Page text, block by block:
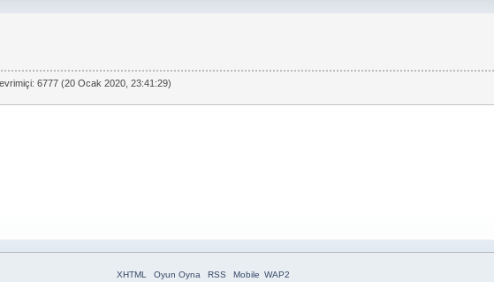
6777 (20 Ocak 2020, 23:41:29)
XHTML Oyun Oyna RSS Mobile WAP2